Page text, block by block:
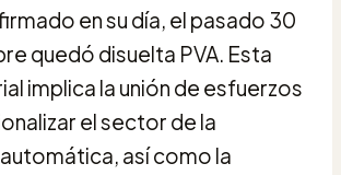
en su día, el pasado 30
quedó disuelta PVA. Esta
implica la unión de esfuerzos
el sector de la
así como la